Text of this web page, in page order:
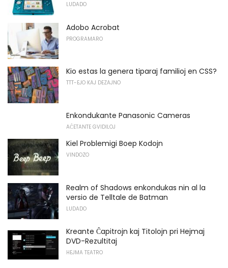
LUDADO
Adobo Acrobat
PROGRAMARO
Kio estas la genera tiparaj familioj en CSS?
TTT-EJO KAJ DEZAJNO
Enkondukante Panasonic Cameras
AĈETANTE GVIDILOJ
Kiel Problemigi Boep Kodojn
VINDOZO
Realm of Shadows enkondukas nin al la
versio de Telltale de Batman
LUDADO
Kreante Ĉapitrojn kaj Titolojn pri Hejmaj
DVD-Rezultitaj
HEJMA TEATRO